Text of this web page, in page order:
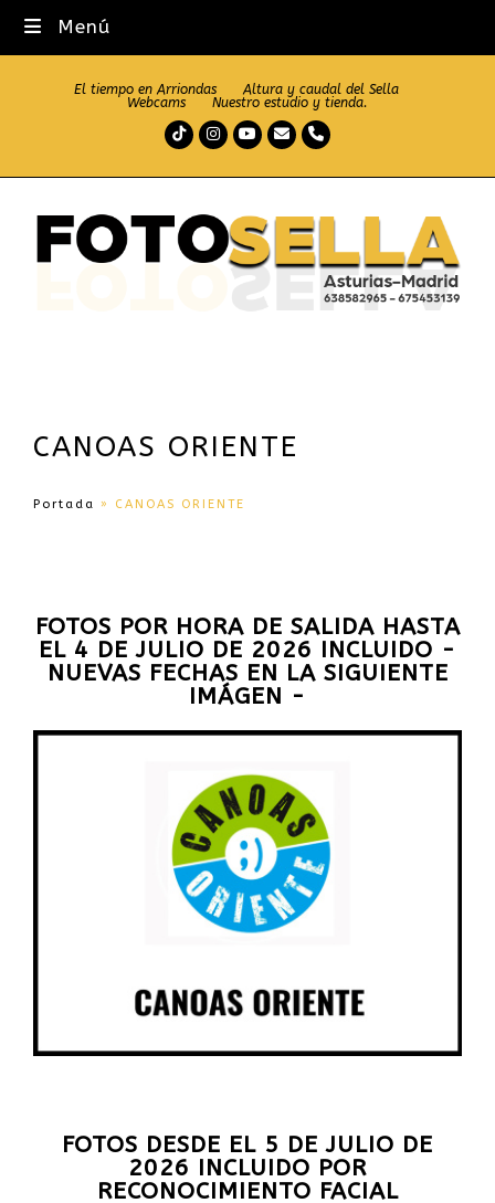
Menú
El tiempo en Arriondas
Altura y caudal del Sella
Webcams
Nuestro estudio y tienda.
TiktokInstagram
Youtube
CorreoTeléfono
CANOAS ORIENTE
Portada » CANOAS ORIENTE
FOTOS POR HORA DE SALIDA HASTA
EL 4 DE JULIO DE 2026 INCLUIDO -
NUEVAS FECHAS EN LA SIGUIENTE
IMÁGEN -
FOTOS DESDE EL 5 DE JULIO DE
2026 INCLUIDO POR
RECONOCIMIENTO FACIAL